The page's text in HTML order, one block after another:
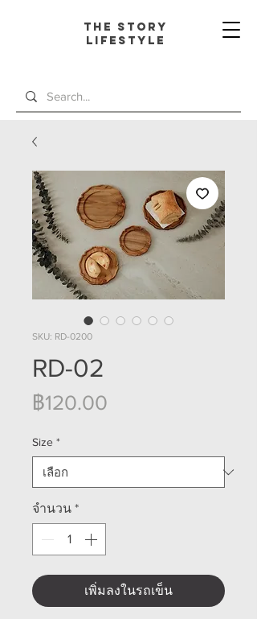
The Story
L ifestyle
SKU: RD-0200
RD-02
฿120.00
Size *
จำนวน *
เพิ่มลงในรถเข็น